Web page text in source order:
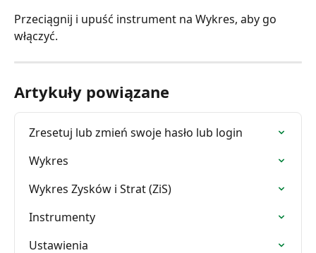
Przeciągnij i upuść instrument na Wykres, aby go
włączyć.
Artykuły powiązane
Zresetuj lub zmień swoje hasło lub login
Wykres
Wykres Zysków i Strat (ZiS)
Instrumenty
Ustawienia